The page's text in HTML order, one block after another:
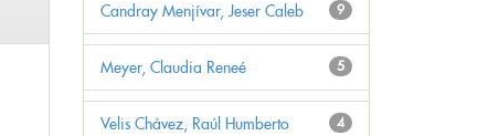
9
Candray Menjívar, Jeser Caleb
5
Meyer, Claudia Reneé
4
Velis Chávez, Raúl Humberto